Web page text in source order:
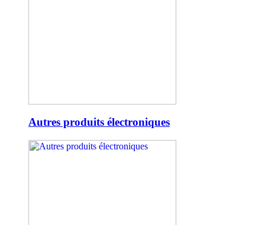
Autres produits électroniques